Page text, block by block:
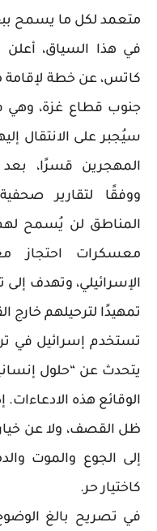
متعمد لكل ما يسمح
في هذا السياق، أعلن
كاتس، عن خطة لإقامة
جنوب قطاع غزة، وهي
سيُجبر على الانتقال
المهجرين قسرًا،
ووفقًا لتقارير
المناطق لن يُسمح لهم
معسكرات احتجاز
الإسرائيلي، وتهدف
تمهيدًا لترحيلهم خارج
تستخدم إسرائيل في
يتحدث عن “حلول
الوقائع هذه
ظل القصف، ولا عن
إلى الجوع والموت
كاختيار حر.
في تصريح بالغ